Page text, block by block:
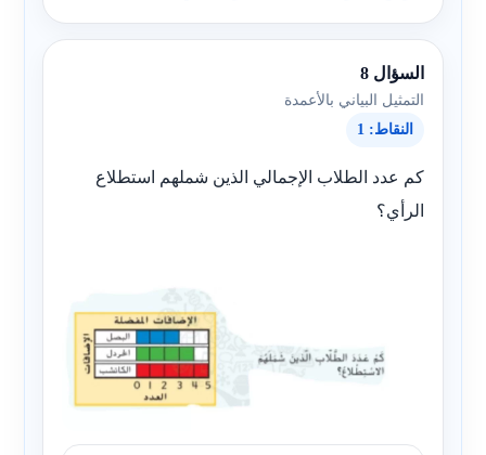
السؤال 8
التمثيل البياني بالأعمدة
النقاط: 1
كم عدد الطلاب الإجمالي الذين شملهم استطلاع
الرأي؟